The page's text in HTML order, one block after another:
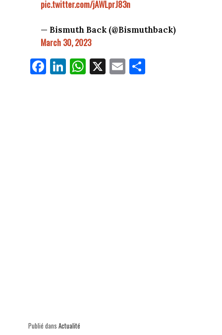
pic.twitter.com/jAWLprJ83n
— Bismuth Back (@Bismuthback)
March 30, 2023
Fa
ce
Li
nk
W
ha
X E
m
Pa
Publié dans Actualité